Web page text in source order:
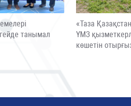
танымал
«Таза
ҮМЗ
көшетін